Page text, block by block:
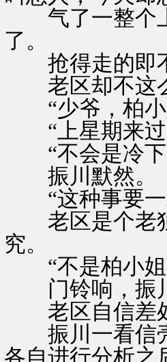
气了一整个上
了。
抢得走的即不
老区却不这
“少爷，柏小
“上星期来过
“不会是冷下
振川默然。
“这种事要一
老区是个老独
究。
“不是柏小姐
门铃响，振川
老区自信差处
振川一看信壳
各自进行分析之